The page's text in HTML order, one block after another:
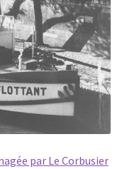
par Le Corbusier